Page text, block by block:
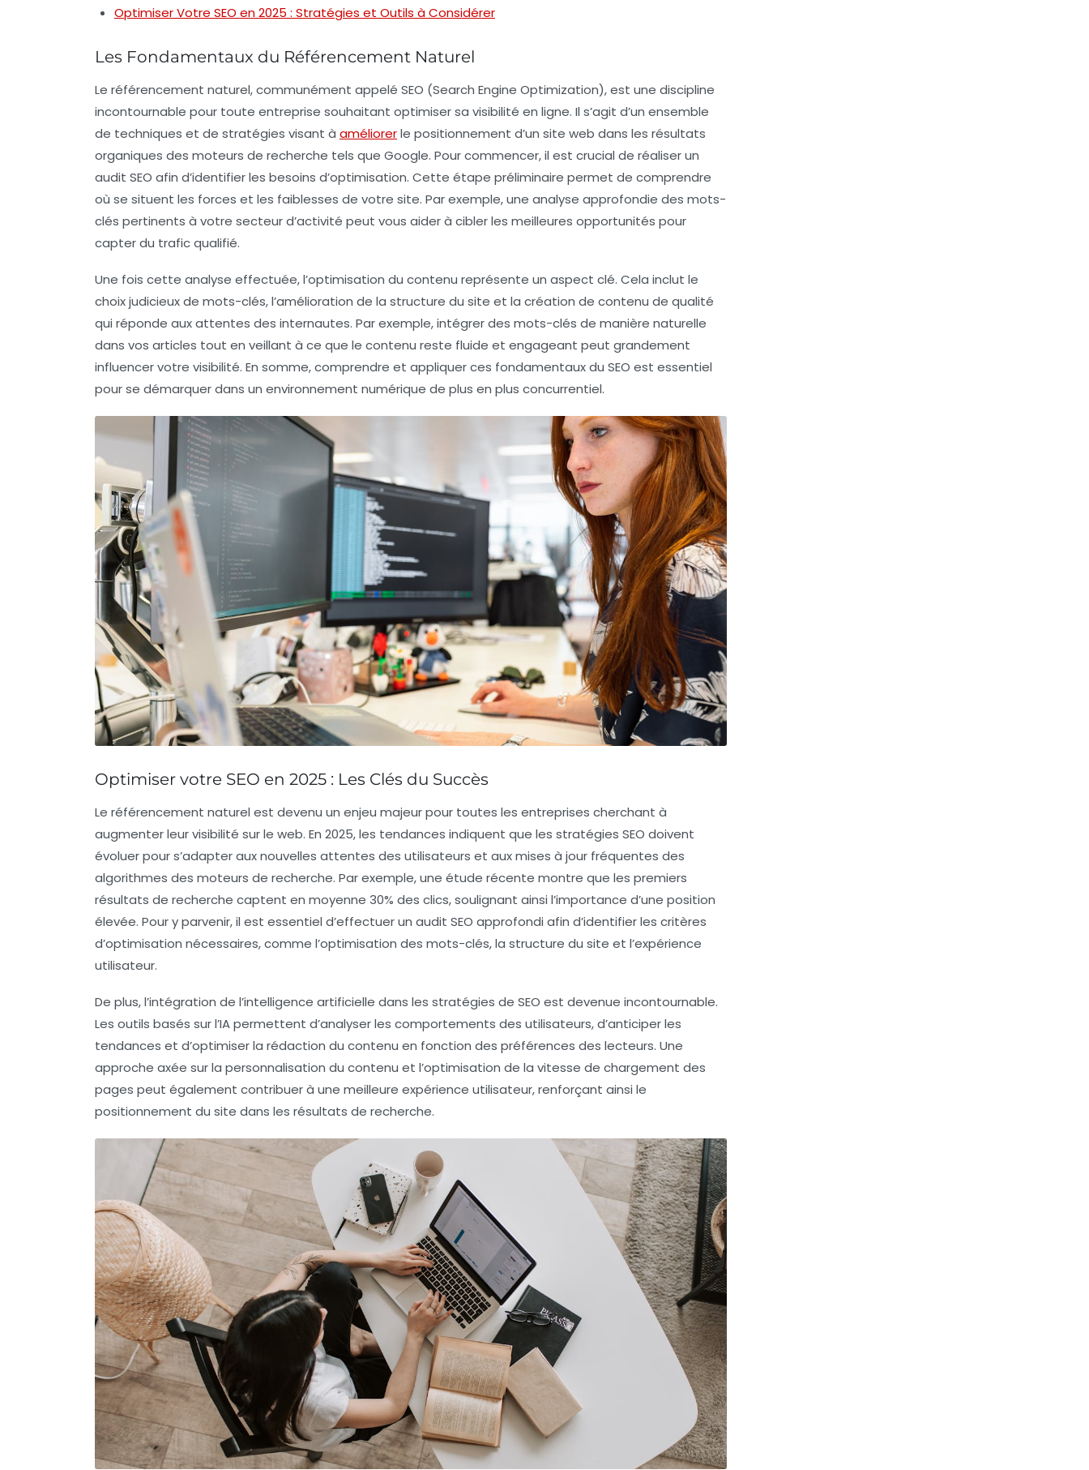
Optimiser Votre SEO en 2025 : Stratégies et Outils à Considérer
Les Fondamentaux du Référencement Naturel
Le référencement naturel, communément appelé SEO (Search Engine Optimization), est une discipline
incontournable pour toute entreprise souhaitant optimiser sa visibilité en ligne. Il s’agit d’un ensemble
de techniques et de stratégies visant à améliorerle positionnement d’un site web dans les résultats
organiques des moteurs de recherche tels que Google. Pour commencer, il est crucial de réaliser un
audit SEO afin d’identifier les besoins d’optimisation. Cette étape préliminaire permet de comprendre
où se situent les forces et les faiblesses de votre site. Par exemple, une analyse approfondie des mots-
clés pertinents à votre secteur d’activité peut vous aider à cibler les meilleures opportunités pour
capter du trafic qualifié.
Une fois cette analyse effectuée, l’optimisation du contenu représente un aspect clé. Cela inclut le
choix judicieux de mots-clés, l’amélioration de la structure du site et la création de contenu de qualité
qui réponde aux attentes des internautes. Par exemple, intégrer des mots-clés de manière naturelle
dans vos articles tout en veillant à ce que le contenu reste fluide et engageant peut grandement
influencer votre visibilité. En somme, comprendre et appliquer ces fondamentaux du SEO est essentiel
pour se démarquer dans un environnement numérique de plus en plus concurrentiel.
Optimiser votre SEO en 2025 : Les Clés du Succès
Le référencement naturel est devenu un enjeu majeur pour toutes les entreprises cherchant à
augmenter leurvisibilité sur le web. En 2025, les tendances indiquent que les stratégies SEO doivent
évoluer pour s’adapter aux nouvelles attentes des utilisateurs et aux mises à jour fréquentes des
algorithmes des moteurs de recherche. Par exemple, une étude récente montre que les premiers
résultats de recherche captent en moyenne 30% des clics, soulignant ainsi l’importance d’une position
élevée. Pour y parvenir, il est essentiel d’effectuer un audit SEO approfondi afin d’identifier les critères
d’optimisation nécessaires, comme l’optimisation des mots-clés, la structure du site et l’expérience
utilisateur.
De plus, l’intégration de l’intelligence artificielle dans les stratégies de SEO est devenue incontournable.
Les outils basés sur l’IA permettent d’analyser les comportements des utilisateurs, d’anticiper les
tendances et d’optimiser la rédaction du contenu en fonction des préférences des lecteurs. Une
approche axée sur la personnalisation du contenu et l’optimisation de la vitesse de chargement des
pages peut également contribuer à une meilleure expérience utilisateur, renforçant ainsi le
positionnement du site dans les résultats de recherche.